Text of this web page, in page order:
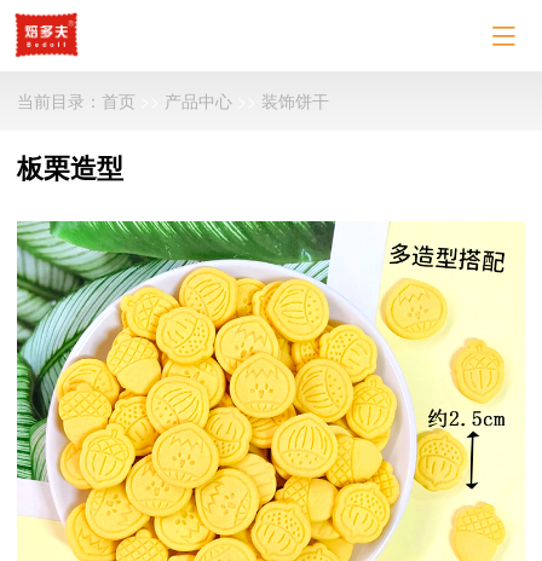

当前目录： 首页 产品中心 装饰饼干
板栗造型